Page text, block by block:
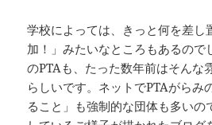
学校によっては、きっと何を差し
加！」みたいなところもあるので
のPTAも、たった数年前はそんな
らしいです。ネットでPTAがらみ
ること」も強制的な団体も多いの